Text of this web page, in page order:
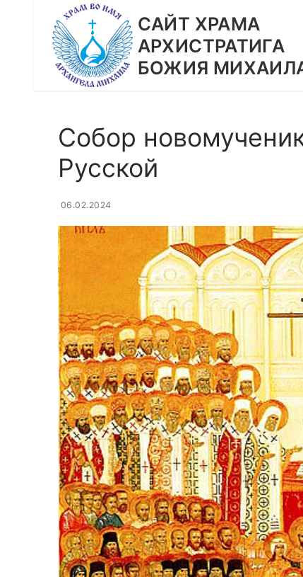
содержимому
CАЙТ ХРАМА
АРХИСТРАТИГА
БОЖИЯ
Собор
Русской
06.02.2024